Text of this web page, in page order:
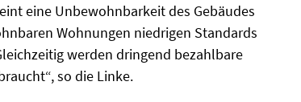
eine Unbewohnbarkeit des Gebäudes
Wohnungen niedrigen Standards
werden dringend bezahlbare
so die Linke.